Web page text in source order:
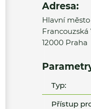
Adresa:
Hlavní
Francouzská
12000 Praha
Typ:
Přístup